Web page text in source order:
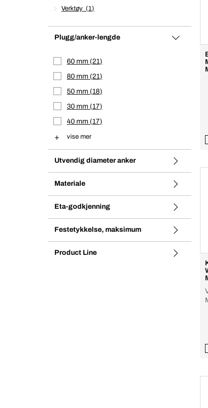
Verktøy 1
Plugg/anker-lengde
60 mm 21
80 mm 21
50 mm 18
30 mm 17
40 mm 17
vise mer
Utvendig diameter anker
Materiale
Eta-godkjenning
Festetykkelse, maksimum
Product Line